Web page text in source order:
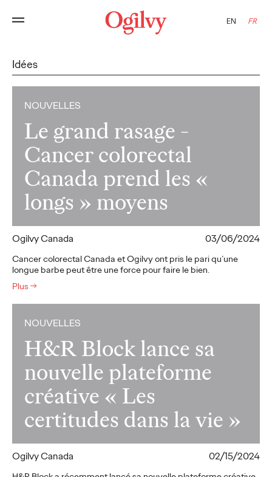
EN FR
Idées
NOUVELLES
Le grand rasage -
Cancer colorectal
Canada prend les «
longs » moyens
Ogilvy Canada 03/06/2024
Cancer colorectal Canada et Ogilvy ont pris le pari qu’une
longue barbe peut être une force pour faire le bien.
Plus →
NOUVELLES
H&R Block lance sa
nouvelle plateforme
créative « Les
certitudes dans la vie »
Ogilvy Canada 02/15/2024